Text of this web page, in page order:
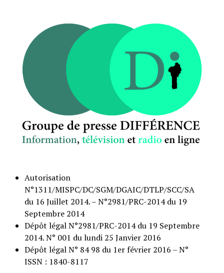
Autorisation
N°1311/MISPC/DC/SGM/DGAIC/DTLP/SCC/SA
du 16 Juillet 2014. – N°2981/PRC-2014 du 19
Septembre 2014
Dépôt légal N°2981/PRC-2014 du 19 Septembre
2014. N° 001 du lundi 25 Janvier 2016
Dépôt légal N° 84 98 du 1er février 2016 – N°
ISSN : 1840-8117